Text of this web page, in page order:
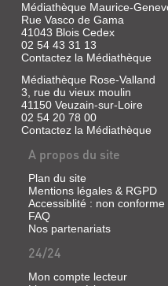
Médiathèque Maurice-
Rue Vasco de Gama
41043 Blois Cedex
02 54 43 31 13
Contactez la Médiathèque
Médiathèque Rose-Valland
3, rue du vieux moulin
41150 Veuzain-sur-Loire
02 54 20 78 00
Contactez la Médiathèque
A propos du site
Plan du site
Mentions légales & RGPD
Accessiblité : non conforme
FAQ
Nos partenariats
24/24
Mon compte lecteur